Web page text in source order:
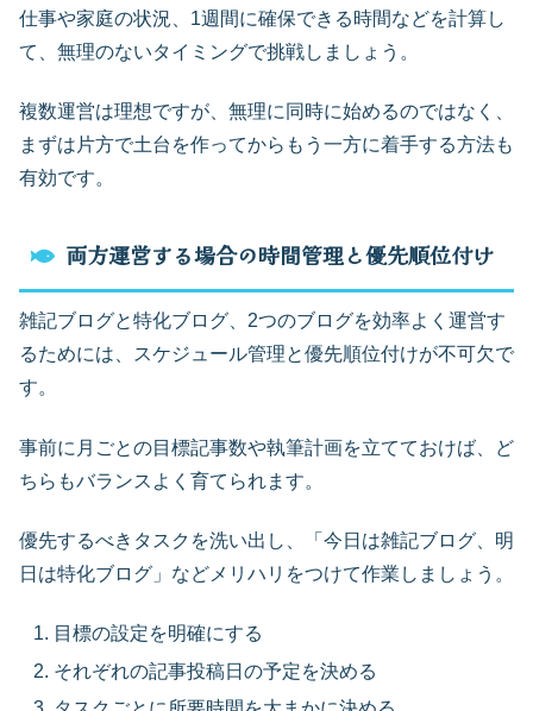
仕事や家庭の状況、1週間に確保できる時間などを計算し
て、無理のないタイミングで挑戦しましょう。
複数運営は理想ですが、無理に同時に始めるのではなく、
まずは片方で土台を作ってからもう一方に着手する方法も
有効です。
両方運営する場合の時間管理と優先順位付け
雑記ブログと特化ブログ、2つのブログを効率よく運営す
るためには、スケジュール管理と優先順位付けが不可欠で
す。
事前に月ごとの目標記事数や執筆計画を立てておけば、ど
ちらもバランスよく育てられます。
優先するべきタスクを洗い出し、「今日は雑記ブログ、明
日は特化ブログ」などメリハリをつけて作業しましょう。
目標の設定を明確にする
それぞれの記事投稿日の予定を決める